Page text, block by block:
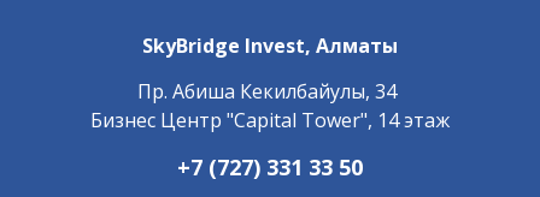
SkyBridge Invest, Алматы
Пр. ​Абиша Кекилбайулы, 34
Бизнес Центр "Capital Tower", 14 этаж
+7 (727) 331 33 50